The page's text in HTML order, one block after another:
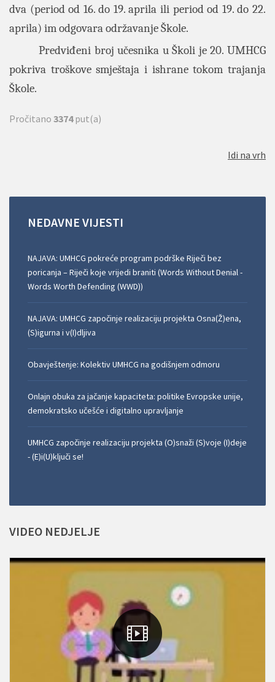
dva (period od 16. do 19. aprila ili period od 19. do 22.
aprila) im odgovara održavanje Škole.
Predviđeni broj učesnika u Školi je 20. UMHCG
pokriva troškove smještaja i ishrane tokom trajanja
Škole.
Pročitano 3374put(a)
Idi na vrh
NEDAVNE VIJESTI
NAJAVA: UMHCG pokreće program podrške Riječi bez
poricanja – Riječi koje vrijedi braniti (Words Without Denial -
Words Worth Defending (WWD))
NAJAVA: UMHCG započinje realizaciju projekta Osna(Ž)ena,
(S)igurna i v(I)dljiva
Obavještenje: Kolektiv UMHCG na godišnjem odmoru
Onlajn obuka za jačanje kapaciteta: politike Evropske unije,
demokratsko učešće i digitalno upravljanje
UMHCG započinje realizaciju projekta (O)snaži (S)voje (I)deje
- (E)i(U)ključi se!
VIDEO NEDJELJE